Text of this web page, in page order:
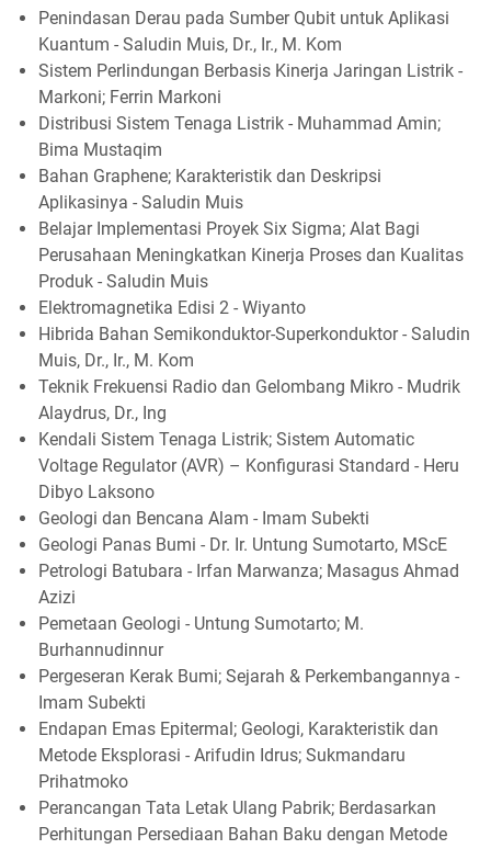
Penindasan Derau pada Sumber Qubit untuk Aplikasi
Kuantum - Saludin Muis, Dr., Ir., M. Kom
Sistem Perlindungan Berbasis Kinerja Jaringan Listrik -
Markoni; Ferrin Markoni
Distribusi Sistem Tenaga Listrik - Muhammad Amin;
Bima Mustaqim
Bahan Graphene; Karakteristik dan Deskripsi
Aplikasinya - Saludin Muis
Belajar Implementasi Proyek Six Sigma; Alat Bagi
Perusahaan Meningkatkan Kinerja Proses dan Kualitas
Produk - Saludin Muis
Elektromagnetika Edisi 2 - Wiyanto
Hibrida Bahan Semikonduktor-Superkonduktor - Saludin
Muis, Dr., Ir., M. Kom
Teknik Frekuensi Radio dan Gelombang Mikro - Mudrik
Alaydrus, Dr., Ing
Kendali Sistem Tenaga Listrik; Sistem Automatic
Voltage Regulator (AVR) – Konfigurasi Standard - Heru
Dibyo Laksono
Geologi dan Bencana Alam - Imam Subekti
Geologi Panas Bumi - Dr. Ir. Untung Sumotarto, MScE
Petrologi Batubara - Irfan Marwanza; Masagus Ahmad
Azizi
Pemetaan Geologi - Untung Sumotarto; M.
Burhannudinnur
Pergeseran Kerak Bumi; Sejarah & Perkembangannya -
Imam Subekti
Endapan Emas Epitermal; Geologi, Karakteristik dan
Metode Eksplorasi - Arifudin Idrus; Sukmandaru
Prihatmoko
Perancangan Tata Letak Ulang Pabrik; Berdasarkan
Perhitungan Persediaan Bahan Baku dengan Metode